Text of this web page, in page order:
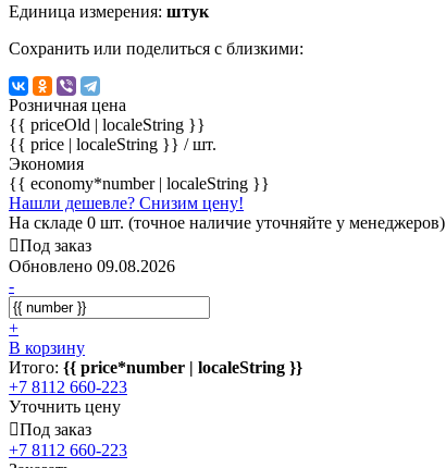
Единица измерения: штук
Сохранить или поделиться с близкими:
Розничная цена
{{ priceOld | localeString }}
{{ price | localeString }} / шт.
Экономия
{{ economy*number | localeString }}
Нашли дешевле? Снизим цену!
На складе 0 шт. (точное наличие уточняйте у менеджеров)
Под заказ
Обновлено 09.08.2026
-
+
В корзину
Итого: {{ price*number | localeString }}
+7 8112 660-223
Уточнить цену
Под заказ
+7 8112 660-223